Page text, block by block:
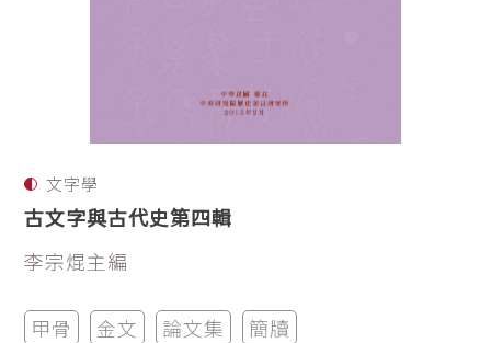
文字學
古文字與古代史第四輯
李宗焜主編
甲骨 金文 論文集 簡牘